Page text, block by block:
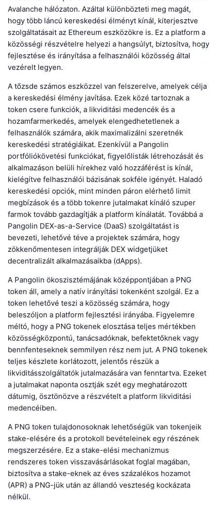
Avalanche hálózaton. Azáltal különbözteti meg magát,
hogy több láncú kereskedési élményt kínál, kiterjesztve
szolgáltatásait az Ethereum eszközökre is. Ez a platform a
közösségi részvételre helyezi a hangsúlyt, biztosítva, hogy
fejlesztése és irányítása a felhasználói közösség által
vezérelt legyen.
A tőzsde számos eszközzel van felszerelve, amelyek célja
a kereskedési élmény javítása. Ezek közé tartoznak a
token csere funkciók, a likviditási medencék és a
hozamfarmerkedés, amelyek elengedhetetlenek a
felhasználók számára, akik maximalizálni szeretnék
kereskedési stratégiáikat. Ezenkívül a Pangolin
portfóliókövetési funkciókat, figyelőlisták létrehozását és
alkalmazáson belüli hírekhez való hozzáférést is kínál,
kielégítve felhasználói bázisának sokféle igényét. Haladó
kereskedési opciók, mint minden páron elérhető limit
megbízások és a több tokenre jutalmakat kínáló szuper
farmok tovább gazdagítják a platform kínálatát. Továbbá a
Pangolin DEX-as-a-Service (DaaS) szolgáltatást is
bevezeti, lehetővé téve a projektek számára, hogy
zökkenőmentesen integrálják DEX widgetjüket
decentralizált alkalmazásaikba (dApps).
A Pangolin ökoszisztémájának középpontjában a PNG
token áll, amely a natív irányítási tokenként szolgál. Ez a
token lehetővé teszi a közösség számára, hogy
beleszóljon a platform fejlesztési irányába. Figyelemre
méltó, hogy a PNG tokenek elosztása teljes mértékben
közösségközpontú, tanácsadóknak, befektetőknek vagy
bennfenteseknek semmilyen rész nem jut. A PNG tokenek
teljes készlete korlátozott, jelentős részük a
likviditásszolgáltatók jutalmazására van fenntartva. Ezeket
a jutalmakat naponta osztják szét egy meghatározott
dátumig, ösztönözve a részvételt a platform likviditási
medencéiben.
A PNG token tulajdonosoknak lehetőségük van tokenjeik
stake-elésére és a protokoll bevételeinek egy részének
megszerzésére. Ez a stake-elési mechanizmus
rendszeres token visszavásárlásokat foglal magában,
biztosítva a stake-eknek az éves százalékos hozamot
(APR) a PNG-jük után az állandó veszteség kockázata
nélkül.